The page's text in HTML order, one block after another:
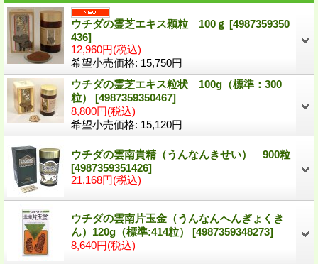
ウチダの霊芝エキス顆粒 100ｇ [4987359350
436]
12,960円(税込)
希望小売価格: 15,750円
ウチダの霊芝エキス粒状 100g（標準：300
粒） [4987359350467]
8,800円(税込)
希望小売価格: 15,120円
ウチダの雲南貴精（うんなんきせい） 900粒
[4987359351426]
21,168円(税込)
ウチダの雲南片玉金（うんなんへんぎょくき
ん）120g（標準:414粒） [4987359348273]
8,640円(税込)